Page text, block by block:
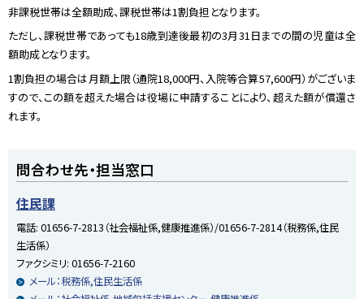
る
非課税世帯は全額助成、課税世帯は1割負担となります。
ただし、課税世帯であっても18歳到達後最初の3月31日までの間の児童は全
額助成となります。
1割負担の場合は月額上限（通院18,000円、入院等合算57,600円）がございま
すので、この額を超えた場合は役場に申請することにより、超えた額が償還さ
れます。
に
戻
る
問合わせ先・担当窓口
住民課
電話: 01656-7-2813（社会福祉係,健康推進係）/01656-7-2814（税務係,住民
生活係）
ファクシミリ: 01656-7-2160
メール：税務係,住民生活係